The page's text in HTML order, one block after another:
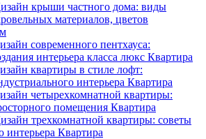
крыши частного дома: виды
материалов, цветов
современного пентхауса:
интерьера класса люкс Квартира
квартиры в стиле лофт:
интерьера Квартира
четырехкомнатной квартиры:
помещения Квартира
трехкомнатной квартиры: советы
Квартира